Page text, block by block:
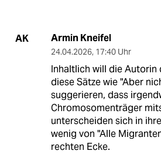
AK Armin Kneifel
24.04.2026, 17:40 Uhr
Inhaltlich will die Autorin
diese Sätze wie "Aber
suggerieren, dass
Chromosomenträger
unterscheiden sich in
wenig von "Alle
rechten Ecke.